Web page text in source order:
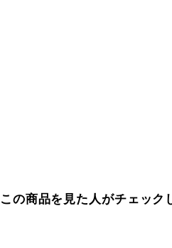
この商品を見た人がチェック